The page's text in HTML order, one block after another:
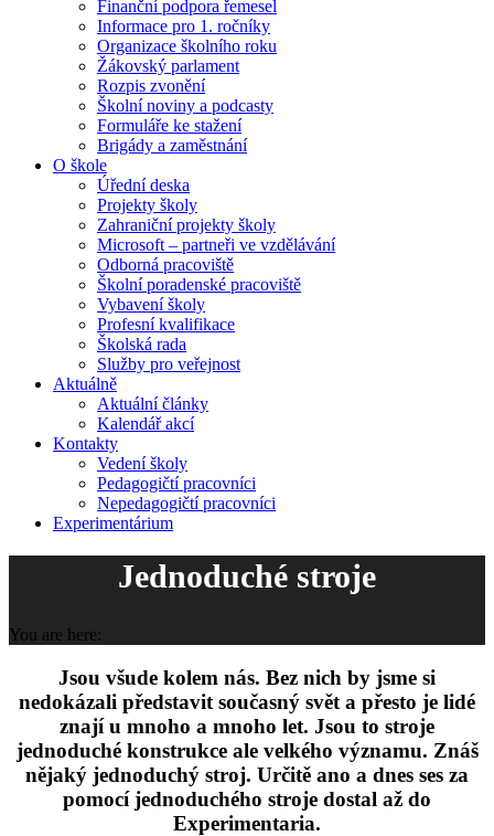
Finanční podpora řemesel
Informace pro 1. ročníky
Organizace školního roku
Žákovský parlament
Rozpis zvonění
Školní noviny a podcasty
Formuláře ke stažení
Brigády a zaměstnání
O škole
Úřední deska
Projekty školy
Zahraniční projekty školy
Microsoft – partneři ve vzdělávání
Odborná pracoviště
Školní poradenské pracoviště
Vybavení školy
Profesní kvalifikace
Školská rada
Služby pro veřejnost
Aktuálně
Aktuální články
Kalendář akcí
Kontakty
Vedení školy
Pedagogičtí pracovníci
Nepedagogičtí pracovníci
Experimentárium
Jednoduché stroje
You are here:
Jsou všude kolem nás. Bez nich by jsme si
nedokázali představit současný svět a přesto je lidé
znají u mnoho a mnoho let. Jsou to stroje
jednoduché konstrukce ale velkého významu. Znáš
nějaký jednoduchý stroj. Určitě ano a dnes ses za
pomocí jednoduchého stroje dostal až do
Experimentaria.